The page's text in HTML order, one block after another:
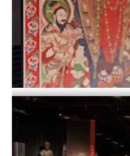
2階 展示室ーベゼ